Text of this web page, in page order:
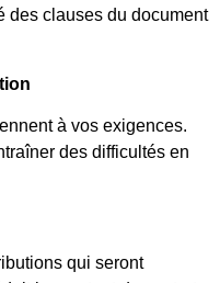
des clauses du document
à vos exigences.
des difficultés en
qui seront